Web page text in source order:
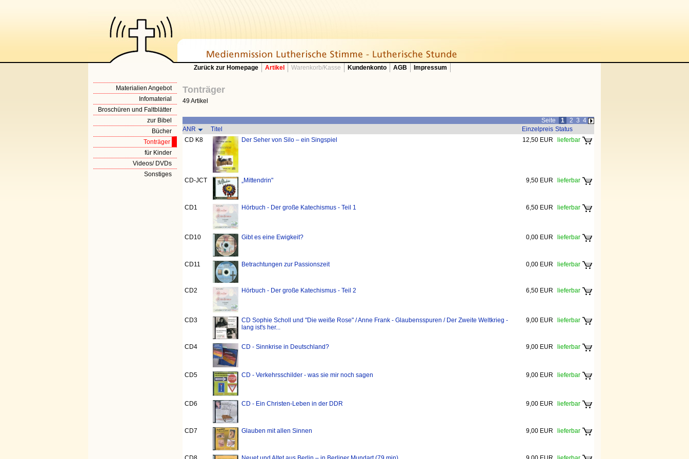
Zurück zur Homepage Artikel Warenkorb/Kasse Kundenkonto AGB Impressum
Materialien Angebot
Infomaterial
Broschüren und Faltblätter
zur Bibel
Bücher
Tonträger
für Kinder
Videos/ DVDs
Sonstiges
Tonträger
49 Artikel
Seite 1 2 3 4
ANR
Titel Einzelpreis Status
CD K8
Der Seher von Silo – ein Singspiel 12,50 EUR lieferbar
CD-JCT „Mittendrin" 9,50 EUR lieferbar
CD1 Hörbuch - Der große Katechismus - Teil 1 6,50 EUR lieferbar
CD10 Gibt es eine Ewigkeit? 0,00 EUR lieferbar
CD11 Betrachtungen zur Passionszeit 0,00 EUR lieferbar
CD2 Hörbuch - Der große Katechismus - Teil 2 6,50 EUR lieferbar
CD3
CD Sophie Scholl und "Die weiße Rose" / Anne Frank - Glaubensspuren / Der Zweite Weltkrieg -
lang ist's her...
9,00 EUR lieferbar
CD4 CD - Sinnkrise in Deutschland? 9,00 EUR lieferbar
CD5 CD - Verkehrsschilder - was sie mir noch sagen 9,00 EUR lieferbar
CD6 CD - Ein Christen-Leben in der DDR 9,00 EUR lieferbar
CD7 Glauben mit allen Sinnen 9,00 EUR lieferbar